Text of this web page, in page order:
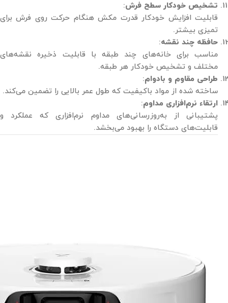
تشخیص خودکار سطح فرش:
قابلیت افزایش خودکار قدرت مکش هنگام حرکت روی فرش برای
تمیزی بیشتر.
حافظه چند نقشه:
مناسب برای خانه‌های چند طبقه با قابلیت ذخیره نقشه‌های
مختلف و تشخیص خودکار هر طبقه.
طراحی مقاوم و بادوام:
ساخته شده از مواد باکیفیت که طول عمر بالایی را تضمین می‌کند.
ارتقاء نرم‌افزاری مداوم:
پشتیبانی از به‌روزرسانی‌های مداوم نرم‌افزاری که عملکرد و
قابلیت‌های دستگاه را بهبود می‌بخشد.